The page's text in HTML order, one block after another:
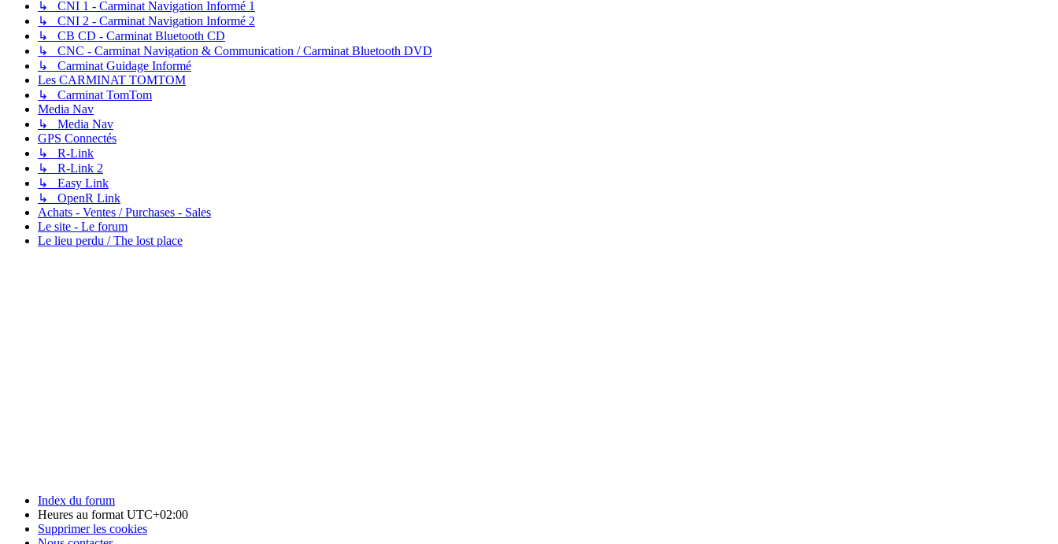
↳ CNI 1 - Carminat Navigation Informé 1
↳ CNI 2 - Carminat Navigation Informé 2
↳ CB CD - Carminat Bluetooth CD
↳ CNC - Carminat Navigation & Communication / Carminat Bluetooth DVD
↳ Carminat Guidage Informé
Les CARMINAT TOMTOM
↳ Carminat TomTom
Media Nav
↳ Media Nav
GPS Connectés
↳ R-Link
↳ R-Link 2
↳ Easy Link
↳ OpenR Link
Achats - Ventes / Purchases - Sales
Le site - Le forum
Le lieu perdu / The lost place
Index du forum
Heures au format UTC+02:00
Supprimer les cookies